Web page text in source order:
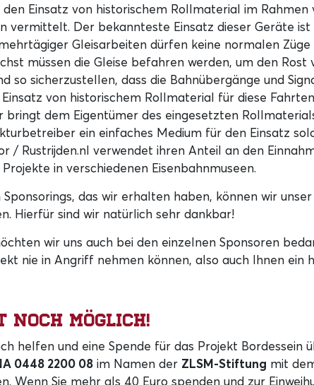
Einsatz von historischem Rollmaterial im Rahmen
vermittelt. Der bekannteste Einsatz dieser Geräte ist
Gleisarbeiten dürfen keine normalen
müssen die Gleise befahren werden, um den Rost
so sicherzustellen, dass die Bahnübergänge und
von historischem Rollmaterial für diese
bringt dem Eigentümer des eingesetzten
ein einfaches Medium für den Einsatz
/ Rustrijden.nl verwendet ihren Anteil an den
in verschiedenen Eisenbahnmuseen.
das wir erhalten haben, können wir
Hierfür sind wir natürlich sehr dankbar!
wir uns auch bei den einzelnen Sponsoren
nie in Angriff nehmen können, also auch Ihnen ein
noch möglich!
helfen und eine Spende für das Projekt Bordessein
0448 2200 08im Namen der ZLSM-Stiftung mit
Wenn Sie mehr als 40 Euro spenden und zur